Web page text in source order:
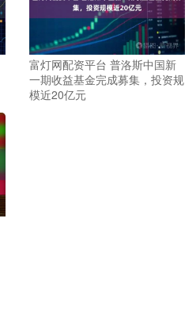
富灯网配资平台 普洛斯中国新
一期收益基金完成募集，投资规
模近20亿元